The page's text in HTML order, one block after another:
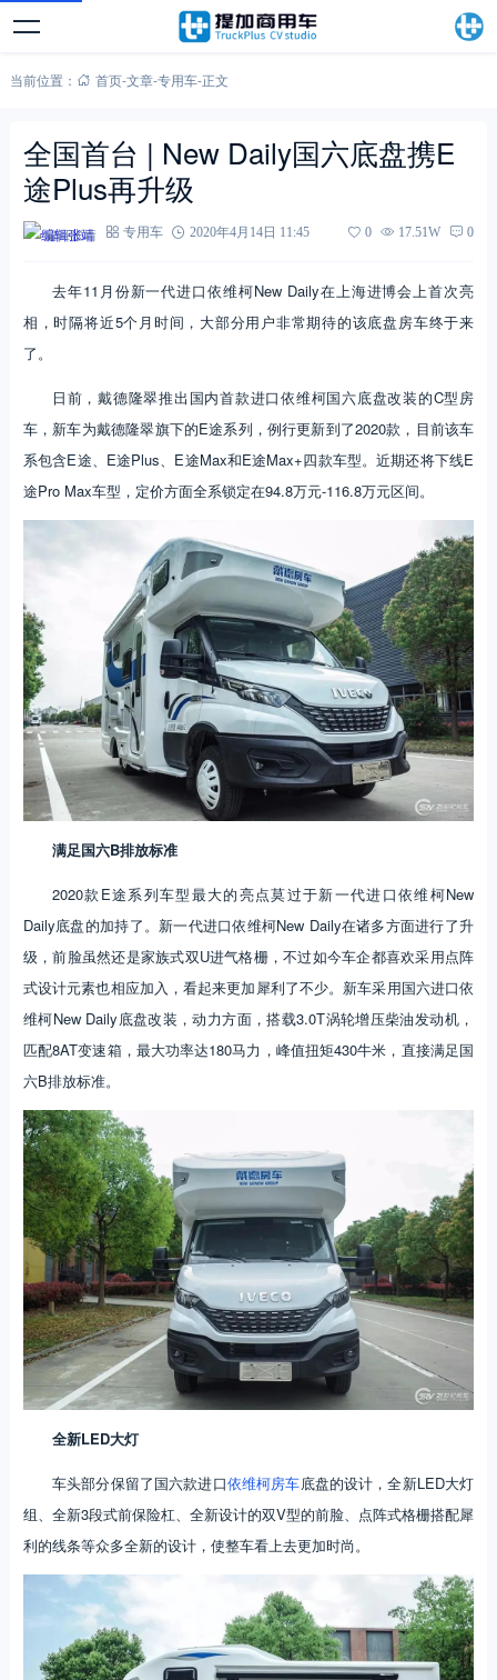
当前位置： 首页-文章-专用车-正文
全国首台 | New Daily国六底盘携E
途Plus再升级
编辑张靖 专用车 2020年4月14日 11:45 0 17.51W 0
去年11月份新一代进口依维柯New Daily在上海进博会上首次亮
相，时隔将近5个月时间，大部分用户非常期待的该底盘房车终于来
了。
日前，戴德隆翠推出国内首款进口依维柯国六底盘改装的C型房
车，新车为戴德隆翠旗下的E途系列，例行更新到了2020款，目前该车
系包含E途、E途Plus、E途Max和E途Max+四款车型。近期还将下线E
途Pro Max车型，定价方面全系锁定在94.8万元-116.8万元区间。
满足国六B排放标准
2020款E途系列车型最大的亮点莫过于新一代进口依维柯New
Daily底盘的加持了。新一代进口依维柯New Daily在诸多方面进行了升
级，前脸虽然还是家族式双U进气格栅，不过如今车企都喜欢采用点阵
式设计元素也相应加入，看起来更加犀利了不少。新车采用国六进口依
维柯New Daily底盘改装，动力方面，搭载3.0T涡轮增压柴油发动机，
匹配8AT变速箱，最大功率达180马力，峰值扭矩430牛米，直接满足国
六B排放标准。
全新LED大灯
车头部分保留了国六款进口依维柯房车底盘的设计，全新LED大灯
组、全新3段式前保险杠、全新设计的双V型的前脸、点阵式格栅搭配犀
利的线条等众多全新的设计，使整车看上去更加时尚。